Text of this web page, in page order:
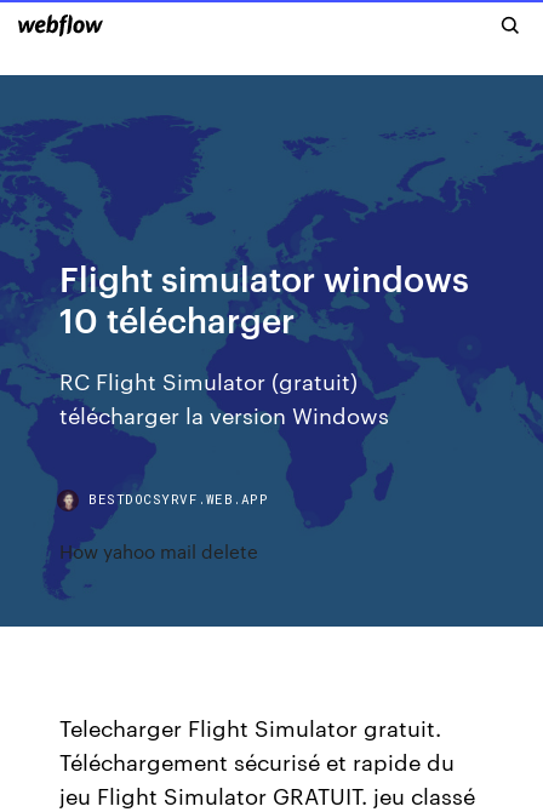
Flight simulator windows
10 télécharger
RC Flight Simulator (gratuit)
télécharger la version Windows
BESTDOCSYRVF.WEB.APP
How yahoo mail delete
Telecharger Flight Simulator gratuit.
Téléchargement sécurisé et rapide du
jeu Flight Simulator GRATUIT. jeu classé